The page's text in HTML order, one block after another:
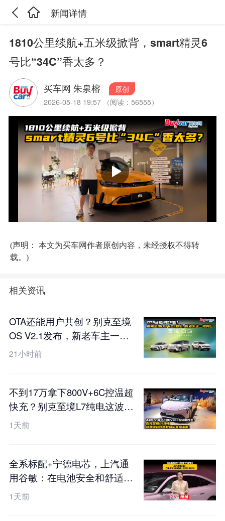
新闻详情
1810公里续航+五米级掀背，smart精灵6
号比“34C”香太多？
买车网 朱泉榕
原创
2026-05-18 19:57 （阅读：56555）
(声明： 本文为买车网作者原创内容，未经授权不得转
载。)
相关资讯
OTA还能用户共创？别克至境
OS V2.1发布，新老车主一视
同仁
21小时前
不到17万拿下800V+6C控温超
快充？别克至境L7纯电这波国
补预售权益价直接杀疯！
1天前
全系标配+宁德电芯，上汽通
用谷敏：在电池安全和舒适上
我们不搞区别
1天前